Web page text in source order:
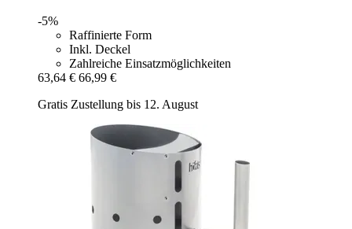
-5%
Raffinierte Form
Inkl. Deckel
Zahlreiche Einsatzmöglichkeiten
63,64 € 66,99 €
Gratis Zustellung bis 12. August